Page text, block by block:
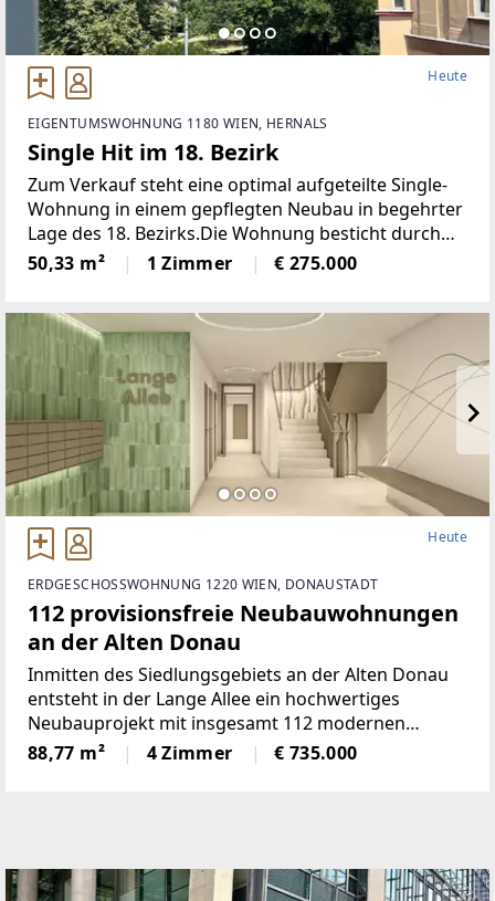
Heute
EIGENTUMSWOHNUNG 1180 WIEN, HERNALS
Single Hit im 18. Bezirk
Zum Verkauf steht eine optimal aufgeteilte Single-
Wohnung in einem gepflegten Neubau in begehrter
Lage des 18. Bezirks.Die Wohnung besticht durch
ihren gut durchdachten Grundriss , ca. 50 m²
Wohnfläche. • großzügiger, einladender Vorraum•
50,33 m² 1 Zimmer € 275.000
Heute
ERDGESCHOSSWOHNUNG 1220 WIEN, DONAUSTADT
112 provisionsfreie Neubauwohnungen
an der Alten Donau
Inmitten des Siedlungsgebiets an der Alten Donau
entsteht in der Lange Allee ein hochwertiges
Neubauprojekt mit insgesamt 112 modernen
Eigentumswohnungen, wovon drei als Maisonette-
Wohnungen geplant sind. Der architektonisch
88,77 m² 4 Zimmer € 735.000